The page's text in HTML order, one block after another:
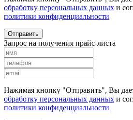
обработку персональных данных и
политики конфиденциальности
Отправить
Запрос на получения прайс-листа
Нажимая кнопку "Отправить", Вы
обработку персональных данных и
политики конфиденциальности